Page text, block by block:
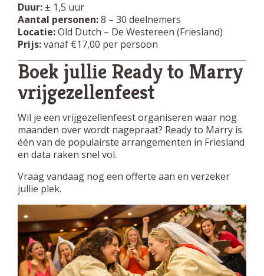
Duur: ± 1,5 uur
Aantal personen:8 – 30 deelnemers
Locatie:Old Dutch – De Westereen (Friesland)
Prijs:vanaf €17,00 per persoon
Boek jullie Ready to Marry
vrijgezellenfeest
Wil je een vrijgezellenfeest organiseren waar nog
maanden over wordt nagepraat? Ready to Marry is
één van de populairste arrangementen in Friesland
en data raken snel vol.
Vraag vandaag nog een offerte aan en verzeker
jullie plek.